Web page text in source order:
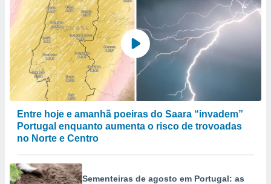
Entre hoje e amanhã poeiras do Saara “invadem”
Portugal enquanto aumenta o risco de trovoadas
no Norte e Centro
Sementeiras de agosto em Portugal: as